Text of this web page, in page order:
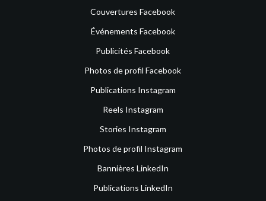
Couvertures Facebook
Événements Facebook
Publicités Facebook
Photos de profil Facebook
Publications Instagram
Reels Instagram
Stories Instagram
Photos de profil Instagram
Bannières LinkedIn
Publications LinkedIn